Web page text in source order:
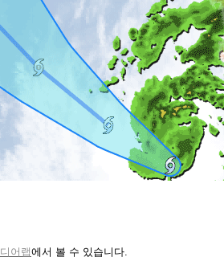
어랩에서 볼 수 있습니다.